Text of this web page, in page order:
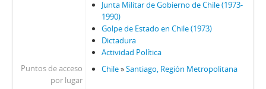
Junta Militar de Gobierno de Chile (1973-
1990)
Golpe de Estado en Chile (1973)
Dictadura
Actividad Política
Puntos de acceso
por lugar
Chile»Santiago, Región Metropolitana